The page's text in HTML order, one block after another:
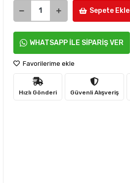
Sepete Ekle
WHATSAPP İLE SİPARİŞ VER
Favorilerime ekle
Hızlı Gönderi Güvenli Alışveriş